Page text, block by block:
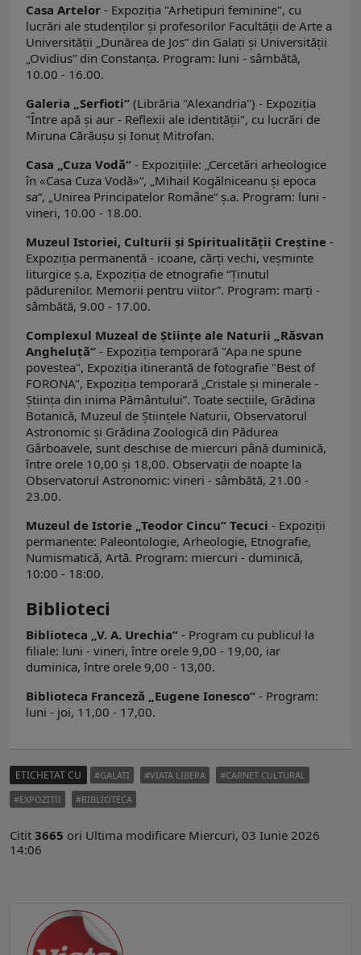
Casa Artelor - Expoziţia "Arhetipuri feminine", cu
lucrări ale studenţilor şi profesorilor Facultăţii de Arte a
Universităţii „Dunărea de Jos” din Galaţi şi Universităţii
„Ovidius” din Constanța. Program: luni - sâmbătă,
10.00 - 16.00.
Galeria
Serfioti“ (Librăria "Alexandria") - Expoziția
"Între apă şi aur - Reflexii ale identității", cu lucrări de
Miruna Cărăuşu şi Ionuț Mitrofan.
Casa „Cuza Vodă“ - Expoziţiile: „Cercetări arheologice
în «Casa Cuza Vodă»“, „Mihail Kogălniceanu şi epoca
sa“, „Unirea Principatelor Române“ ş.a. Program: luni -
vineri, 10.00 - 18.00.
Muzeul Istoriei, Culturii şi Spiritualităţii Creştine -
Expoziţia permanentă - icoane, cărţi vechi, veşminte
liturgice ş.a, Expoziția de etnografie “Ținutul
pădurenilor. Memorii pentru viitor”. Program: marți -
sâmbătă, 9.00 - 17.00.
Complexul Muzeal de Ştiinţe ale Naturii „Răsvan
Angheluţă“ - Expoziţia temporară "Apa ne spune
povestea", Expoziția itinerantă de fotografie "Best of
FORONA", Expoziția temporară „Cristale și minerale -
Știința din inima Pământului”. Toate secţiile, Grădina
Botanică, Muzeul de Ştiinţele Naturii, Observatorul
Astronomic şi Grădina Zoologică din Pădurea
Gârboavele, sunt deschise de miercuri până duminică,
între orele 10,00 şi 18,00. Observații de noapte la
Observatorul Astronomic: vineri - sâmbătă, 21.00 -
23.00.
Muzeul de Istorie „Teodor Cincu“ Tecuci - Expoziţii
permanente: Paleontologie, Arheologie, Etnografie,
Numismatică, Artă. Program: miercuri - duminică,
10:00 - 18:00.
Biblioteci
Biblioteca „V. A. Urechia“ - Program cu publicul la
filiale: luni - vineri, între orele 9,00 - 19,00, iar
duminica, între orele 9,00 - 13,00.
Biblioteca Franceză „Eugene Ionesco“ - Program:
luni - joi, 11,00 - 17,00.
ETICHETAT CU GALATI VIATA LIBERA
CARNET CULTURAL
EXPOZITII
BIBLIOTECA
Citit 3665 ori Ultima modificare Miercuri, 03 Iunie 2026
14:06